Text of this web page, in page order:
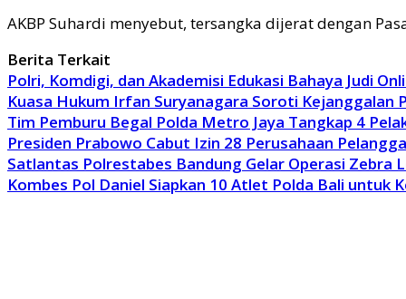
AKBP Suhardi menyebut, tersangka dijerat dengan
Berita Terkait
Polri, Komdigi, dan Akademisi Edukasi Bahaya Judi
Kuasa Hukum Irfan Suryanagara Soroti Kejanggalan
Tim Pemburu Begal Polda Metro Jaya Tangkap 4
Presiden Prabowo Cabut Izin 28 Perusahaan
Satlantas Polrestabes Bandung Gelar Operasi Zebra
Kombes Pol Daniel Siapkan 10 Atlet Polda Bali untuk